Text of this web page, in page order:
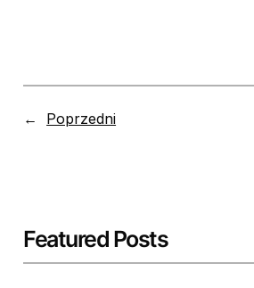
← Poprzedni
Featured Posts